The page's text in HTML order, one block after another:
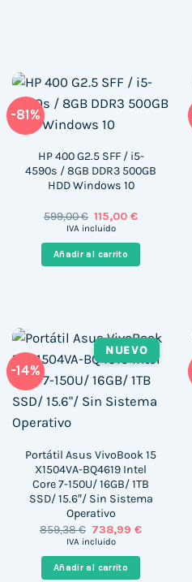
-81%
HP 400 G2.5 SFF / i5-
4590s / 8GB DDR3 500GB
HDD Windows 10
599,00€ El
precio
era:
599,00 €.
115,00€El
es:
115,00 €.
IVA incluido
Añadir al carrito
-14%
NUEVO
Portátil Asus VivoBook 15
X1504VA-BQ4619 Intel
Core 7-150U/ 16GB/ 1TB
SSD/ 15.6″/ Sin Sistema
Operativo
859,38€ El
precio
era:
859,38 €.
738,99€El
IVA incluido
Añadir al carrito